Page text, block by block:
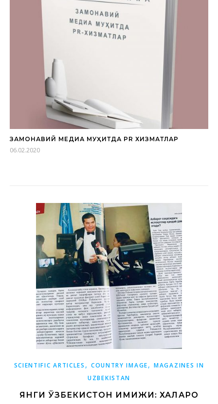
ЗАМОНАВИЙ МЕДИА МУҲИТДА PR ХИЗМАТЛАР
06.02.2020
SCIENTIFIC ARTICLES , COUNTRY IMAGE, MAGAZINES IN
UZBEKISTAN
ЯНГИ ЎЗБЕКИСТОН ИМИЖИ: ХАЛҚАРО